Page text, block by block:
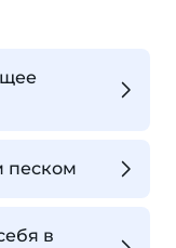
песком
в